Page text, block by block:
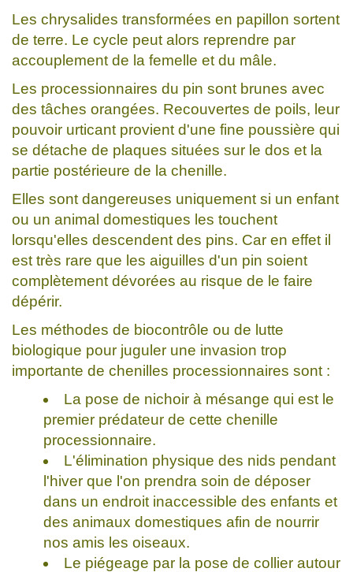
Les chrysalides transformées en papillon sortent
de terre. Le cycle peut alors reprendre par
accouplement de la femelle et du mâle.
Les processionnaires du pin sont brunes avec
des tâches orangées. Recouvertes de poils, leur
pouvoir urticant provient d'une fine poussière qui
se détache de plaques situées sur le dos et la
partie postérieure de la chenille.
Elles sont dangereuses uniquement si un enfant
ou un animal domestiques les touchent
lorsqu'elles descendent des pins. Car en effet il
est très rare que les aiguilles d'un pin soient
complètement dévorées au risque de le faire
dépérir.
Les méthodes de biocontrôle ou de lutte
biologique pour juguler une invasion trop
importante de chenilles processionnaires sont :
La pose de nichoir à mésange qui est le
premier prédateur de cette chenille
processionnaire.
L'élimination physique des nids pendant
l'hiver que l'on prendra soin de déposer
dans un endroit inaccessible des enfants et
des animaux domestiques afin de nourrir
nos amis les oiseaux.
Le piégeage par la pose de collier autour